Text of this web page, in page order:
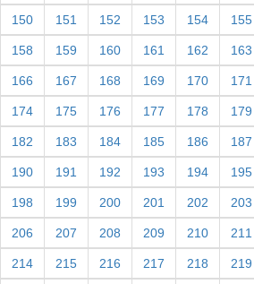
93 94 97 98 99
102 103 104 105 106 107
110 111 112 113 114 115
118 119 120 121 122 123
126 127 128 129 130 131
134 135 136 137 138 139
142 143 144 145 146 147
150 151 152 153 154 155
158 159 160 161 162 163